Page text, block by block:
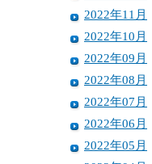
2022年11月
2022年10月
2022年09月
2022年08月
2022年07月
2022年06月
2022年05月